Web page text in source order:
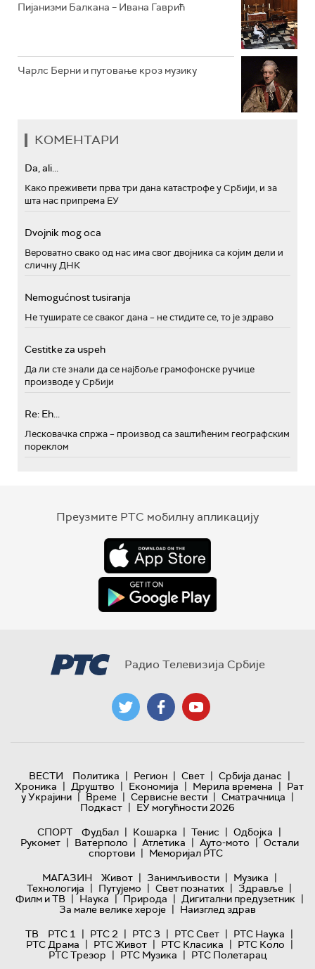
Пијанизми Балкана – Ивана Гаврић
Чарлс Берни и путовање кроз музику
КОМЕНТАРИ
Da, ali...
Како преживети прва три дана катастрофе у Србији, и за
шта нас припрема ЕУ
Dvojnik mog oca
Вероватно свако од нас има свог двојника са којим дели и
сличну ДНК
Nemogućnost tusiranja
Не туширате се сваког дана – не стидите се, то је здраво
Cestitke za uspeh
Да ли сте знали да се најбоље грамофонске ручице
производе у Србији
Re: Eh...
Лесковачка спржа – производ са заштићеним географским
пореклом
Преузмите РТС мобилну апликацију
Радио Телевизија Србије
ВЕСТИ Политика | Регион | Свет | Србија данас |
Хроника | Друштво | Економија | Мерила времена | Рат
у Украјини | Време | Сервисне вести | Сматрачница |
Подкаст | ЕУ могућности 2026
СПОРТ
Фудбал | Кошарка | Тенис | Одбојка |
Рукомет | Ватерполо | Атлетика | Ауто-мото | Остали
спортови | Меморијал РТС
МАГАЗИН
Живот | Занимљивости | Музика |
Технологијa | Путујемо | Свет познатих | Здравље |
Филм и ТВ | Наука | Природа | Дигитални предузетник |
За мале велике хероје | Наизглед здрав
ТВ
РТС 1 | РТС 2 | РТС 3 | РТС Свет | РТС Наука |
РТС Драма | РТС Живот | РТС Класика | РТС Коло |
РТС Трезор | РТС Музика | РТС Полетарац